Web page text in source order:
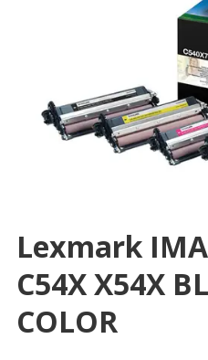
Lexmark
C54X X54X
COLOR